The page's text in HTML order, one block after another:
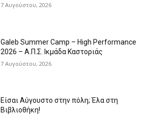
7 Αυγούστου, 2026
Galeb Summer Camp – High Performance
2026 – Α.Π.Σ. Ικμάδα Καστοριάς
7 Αυγούστου, 2026
Είσαι Αύγουστο στην πόλη; Έλα στη
Βιβλιοθήκη!